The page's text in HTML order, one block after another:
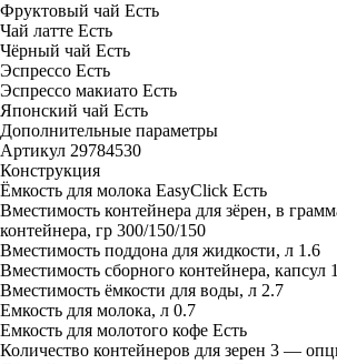
Фруктовый чай Есть
Чай латте Есть
Чёрный чай Есть
Эспрессо Есть
Эспрессо макиато Есть
Японский чай Есть
Дополнительные параметры
Артикул 29784530
Конструкция
Ёмкость для молока EasyClick Есть
Вместимость контейнера для зёрен, в
контейнера, гр 300/150/150
Вместимость поддона для жидкости, л 1.6
Вместимость сборного контейнера, капсул
Вместимость ёмкости для воды, л 2.7
Емкость для молока, л 0.7
Емкость для молотого кофе Есть
Количество контейнеров для зерен 3 —